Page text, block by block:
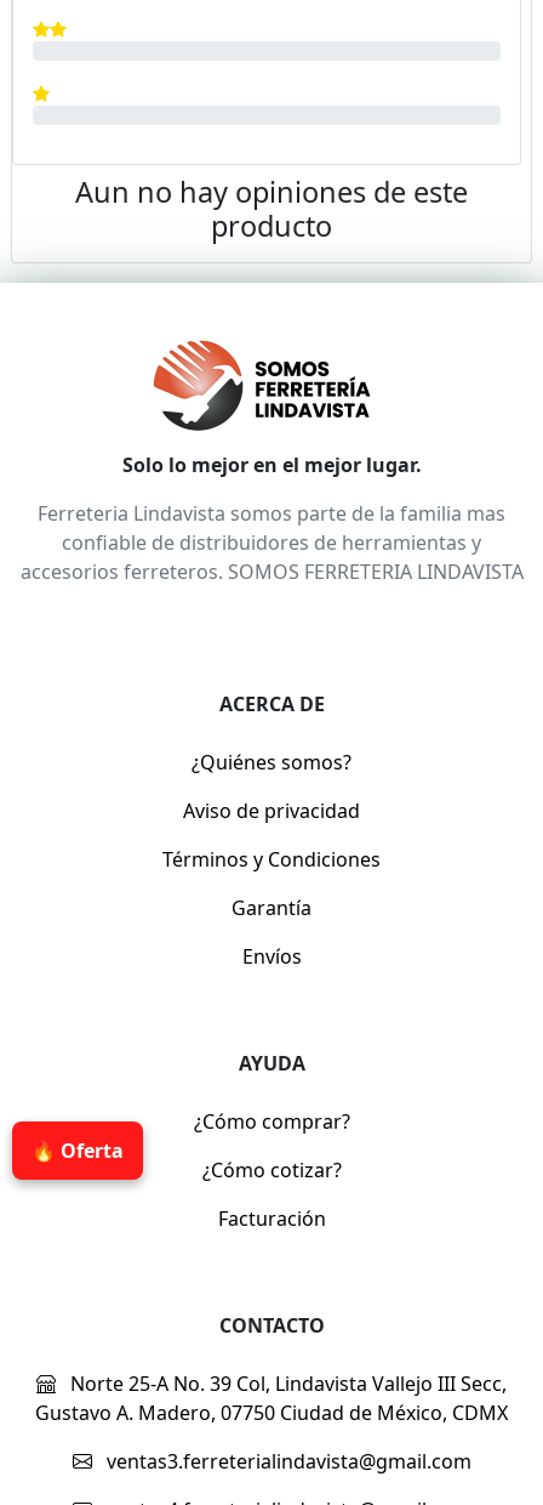
🔥 Oferta
Aun no hay opiniones de este
producto
Solo lo mejor en el mejor lugar.
Ferreteria Lindavista somos parte de la familia mas
confiable de distribuidores de herramientas y
accesorios ferreteros. SOMOS FERRETERIA LINDAVISTA
ACERCA DE
¿Quiénes somos?
Aviso de privacidad
Términos y Condiciones
Garantía
Envíos
AYUDA
¿Cómo comprar?
¿Cómo cotizar?
Facturación
CONTACTO
Norte 25-A No. 39 Col, Lindavista Vallejo III Secc,
Gustavo A. Madero, 07750 Ciudad de México, CDMX
ventas3.ferreterialindavista@gmail.com